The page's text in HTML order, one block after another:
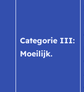
Categorie III:
Moeilijk.